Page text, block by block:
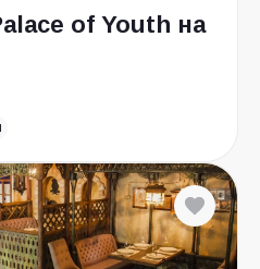
of Youth на